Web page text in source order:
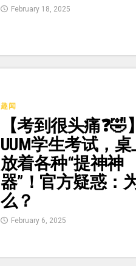
February 18, 2025
趣闻
【考到很头痛❓🤣】
UUM学生考试，桌
放着各种“提神神
器”！官方疑惑：
么？
February 6, 2025